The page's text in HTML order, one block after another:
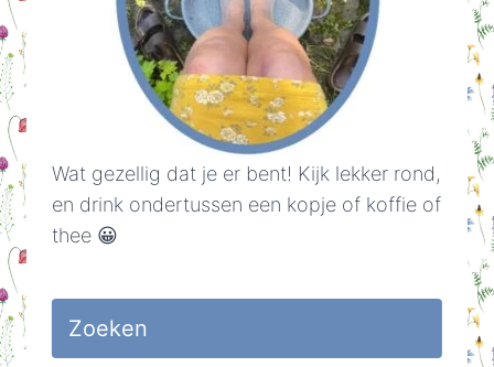
Wat gezellig dat je er bent! Kijk lekker rond,
en drink ondertussen een kopje of koffie of
thee 😀
Zoeken